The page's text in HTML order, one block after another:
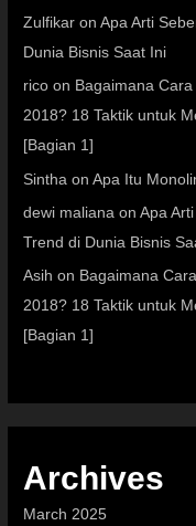
Zulfikar onApa Arti
Dunia Bisnis Saat Ini
rico on Bagaimana
2018? 18 Taktik untuk
[Bagian 1]
Sintha onApa Itu
dewi maliana onApa
Trend di Dunia Bisnis
Asih on Bagaimana
2018? 18 Taktik untuk
[Bagian 1]
Archives
March 2025